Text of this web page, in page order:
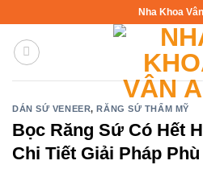
nội
Nha Khoa
DÁN SỨ VENEER,RĂNG SỨ THẨM MỸ
Bọc Răng Sứ Có Hết
Chi Tiết Giải Pháp